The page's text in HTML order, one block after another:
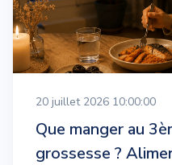
20 juillet 2026 10:00:00
Que manger au
grossesse ?